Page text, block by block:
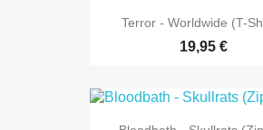
Terror - Worldwide (T-
19,95 €